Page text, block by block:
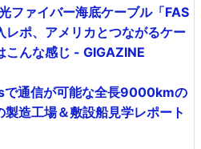
ファイバー海底ケーブル「FAS
レポ、アメリカとつながるケー
こんな感じ - GIGAZINE
通信が可能な全長9000kmの
造工場＆敷設船見学レポート